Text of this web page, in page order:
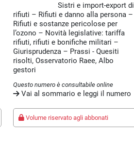
Sistri e import-export di
rifiuti – Rifiuti e danno alla persona –
Rifiuti e sostanze pericolose per
l’ozono – Novità legislative: tariffa
rifiuti, rifiuti e bonifiche militari –
Giurisprudenza – Prassi - Quesiti
risolti, Osservatorio Raee, Albo
gestori
Questo numero è consultabile online
Vai al sommario e leggi il numero
Volume riservato agli abbonati